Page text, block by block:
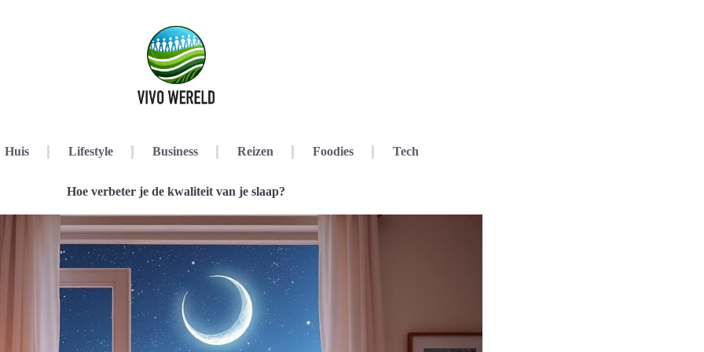
Huis Lifestyle Business Reizen Foodies Tech
Hoe verbeter je de kwaliteit van je slaap?